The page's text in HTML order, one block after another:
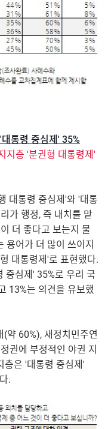
통령 중심제' 35%
지층 '분권형 대통령제'
대통령 중심제'와 '대통
가 행정, 즉 내치를 맡
더 좋다고 보는지 물
용어가 더 많이 쓰이지
대통령제'로 표현했다.
중심제' 35%로 우리 국
13%는 의견을 유보했
약 60%), 새정치민주연
권에 부정적인 야권 지
층은 '대통령 중심제'
.